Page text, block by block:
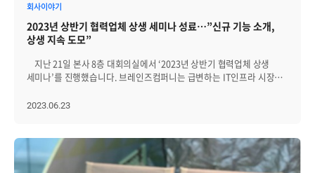
쓰겠습니다(웃음)." 이렇게 추가 1등 당첨자분들의 벅찬 소감도 들어볼
수 있었습니다. 이번 'CEO가 쏜다!' 이벤트를 통해 직원들에게 단순한
감사의 표시를 넘어서, 브레인즈 그룹의 핵심 가치 중 하나인 '행복하게
일하는 환경'을 위해 실천하려는 모습이 엿보였던 행사였습니다.
선근님의 ❤ 그리고 무엇보다 직원들의 행복과 만족을 최우선으로
생각하는 선근 님의 따뜻한 마음도 직접 느낄 수 있던 시간이었었는데요,
상담’으로 구성되었습니다. 1부ㅣ브레인즈컴퍼니의 특장점이
브레인즈컴퍼니도 발표를 진행했습니다. 연속적인 기술 지원으로 높은
만족도의 고객서비스 제공, IT 인프라 서비스 관리를 위한 20여 종의
플랫폼 서비스, 높은 신용평가 등급 및 다수의 고객 등! 발표를 통해
소개된 브레인즈컴퍼니와 서비스의 특장점에 대해서 많은
참관객분들께서 관심을 가져주셨습니다. 2부ㅣ기업별 맞춤
부스에서, 고객별 상황에 따른 ‘맞춤 상담’ 시간을 가졌는데요. 비록 약
찾아주셨습니다. 부스에서는 제니우스(Zenius) EMS의 실제 데모
화면을 기반으로 자세히 설명을 드리고, 고객 상황별 맞춤 안내를
진행하여 좋은 반응을 얻을 수 있었습니다!
회사이야기
2023년 상반기 협력업체 상생 세미나 성료…”신규 기능 소개,
상생 지속 도모”
세미나’를 진행했습니다. 브레인즈컴퍼니는 급변하는 IT인프라 시장
상생 세미나를 운영하고 있습니다. 올해부터 세미나를 상, 하반기 2회
변화를 주었습니다. 이날 행사는 먼저 프리세일즈팀에서 회사 소개를
하였고, 이어서 Technical Consulting 팀 정채린 차장이 제니우스
8.0의 신규 기능을 소개하였는데요, 20개 이상의 신규 기능에는 WNMS,
2023.06.23